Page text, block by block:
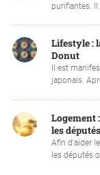
purifiantes. Il
Lifestyle :
Donut
Il est
japonais.
Logement
les députés
Afin d'aider
les députés